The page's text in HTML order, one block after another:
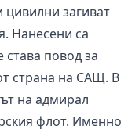
цивилни загиват
Нанесени са
повод за
страна на САЩ. В
на адмирал
флот. Именно